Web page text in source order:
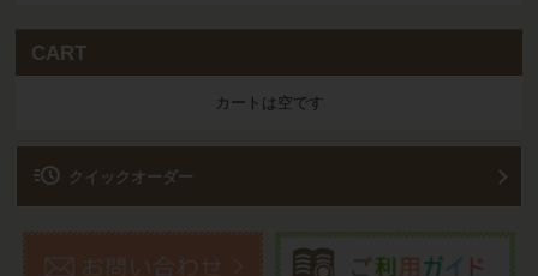
CART
カートは空です
acute クイックオーダー